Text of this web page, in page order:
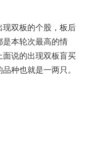
双板的个股，板后
本轮次最高的情
说的出现双板盲买
种也就是一两只。